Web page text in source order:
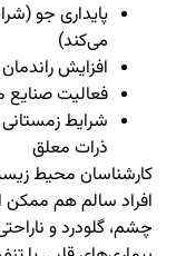
پایداری جو
می‌کند)
افزایش
فعالیت صنایع
شرایط زمستانی
ذرات معلق
کارشناسان محیط
افراد سالم هم ممکن
چشم، گلودرد و